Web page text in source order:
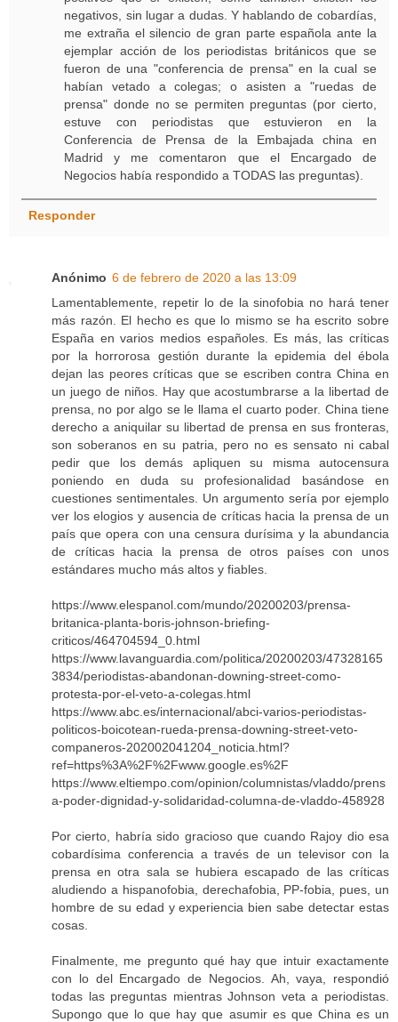
negativos, sin lugar a dudas. Y hablando de cobardías,
me extraña el silencio de gran parte española ante la
ejemplar acción de los periodistas británicos que se
fueron de una "conferencia de prensa" en la cual se
habían vetado a colegas; o asisten a "ruedas de
prensa" donde no se permiten preguntas (por cierto,
estuve con periodistas que estuvieron en la
Conferencia de Prensa de la Embajada china en
Madrid y me comentaron que el Encargado de
Negocios había respondido a TODAS las preguntas).
Responder
Anónimo 6 de febrero de 2020 a las 13:09
Lamentablemente, repetir lo de la sinofobia no hará tener
más razón. El hecho es que lo mismo se ha escrito sobre
España en varios medios españoles. Es más, las críticas
por la horrorosa gestión durante la epidemia del ébola
dejan las peores críticas que se escriben contra China en
un juego de niños. Hay que acostumbrarse a la libertad de
prensa, no por algo se le llama el cuarto poder. China tiene
derecho a aniquilar su libertad de prensa en sus fronteras,
son soberanos en su patria, pero no es sensato ni cabal
pedir que los demás apliquen su misma autocensura
poniendo en duda su profesionalidad basándose en
cuestiones sentimentales. Un argumento sería por ejemplo
ver los elogios y ausencia de críticas hacia la prensa de un
país que opera con una censura durísima y la abundancia
de críticas hacia la prensa de otros países con unos
estándares mucho más altos y fiables.
https://www.elespanol.com/mundo/20200203/prensa-
britanica-planta-boris-johnson-briefing-
criticos/464704594_0.html
https://www.lavanguardia.com/politica/20200203/47328165
3834/periodistas-abandonan-downing-street-como-
protesta-por-el-veto-a-colegas.html
https://www.abc.es/internacional/abci-varios-periodistas-
politicos-boicotean-rueda-prensa-downing-street-veto-
companeros-202002041204_noticia.html?
ref=https%3A%2F%2Fwww.google.es%2F
https://www.eltiempo.com/opinion/columnistas/vladdo/prens
a-poder-dignidad-y-solidaridad-columna-de-vladdo-458928
Por cierto, habría sido gracioso que cuando Rajoy dio esa
cobardísima conferencia a través de un televisor con la
prensa en otra sala se hubiera escapado de las críticas
aludiendo a hispanofobia, derechafobia, PP-fobia, pues, un
hombre de su edad y experiencia bien sabe detectar estas
cosas.
Finalmente, me pregunto qué hay que intuir exactamente
con lo del Encargado de Negocios. Ah, vaya, respondió
todas las preguntas mientras Johnson veta a periodistas.
Supongo que lo que hay que asumir es que China es un